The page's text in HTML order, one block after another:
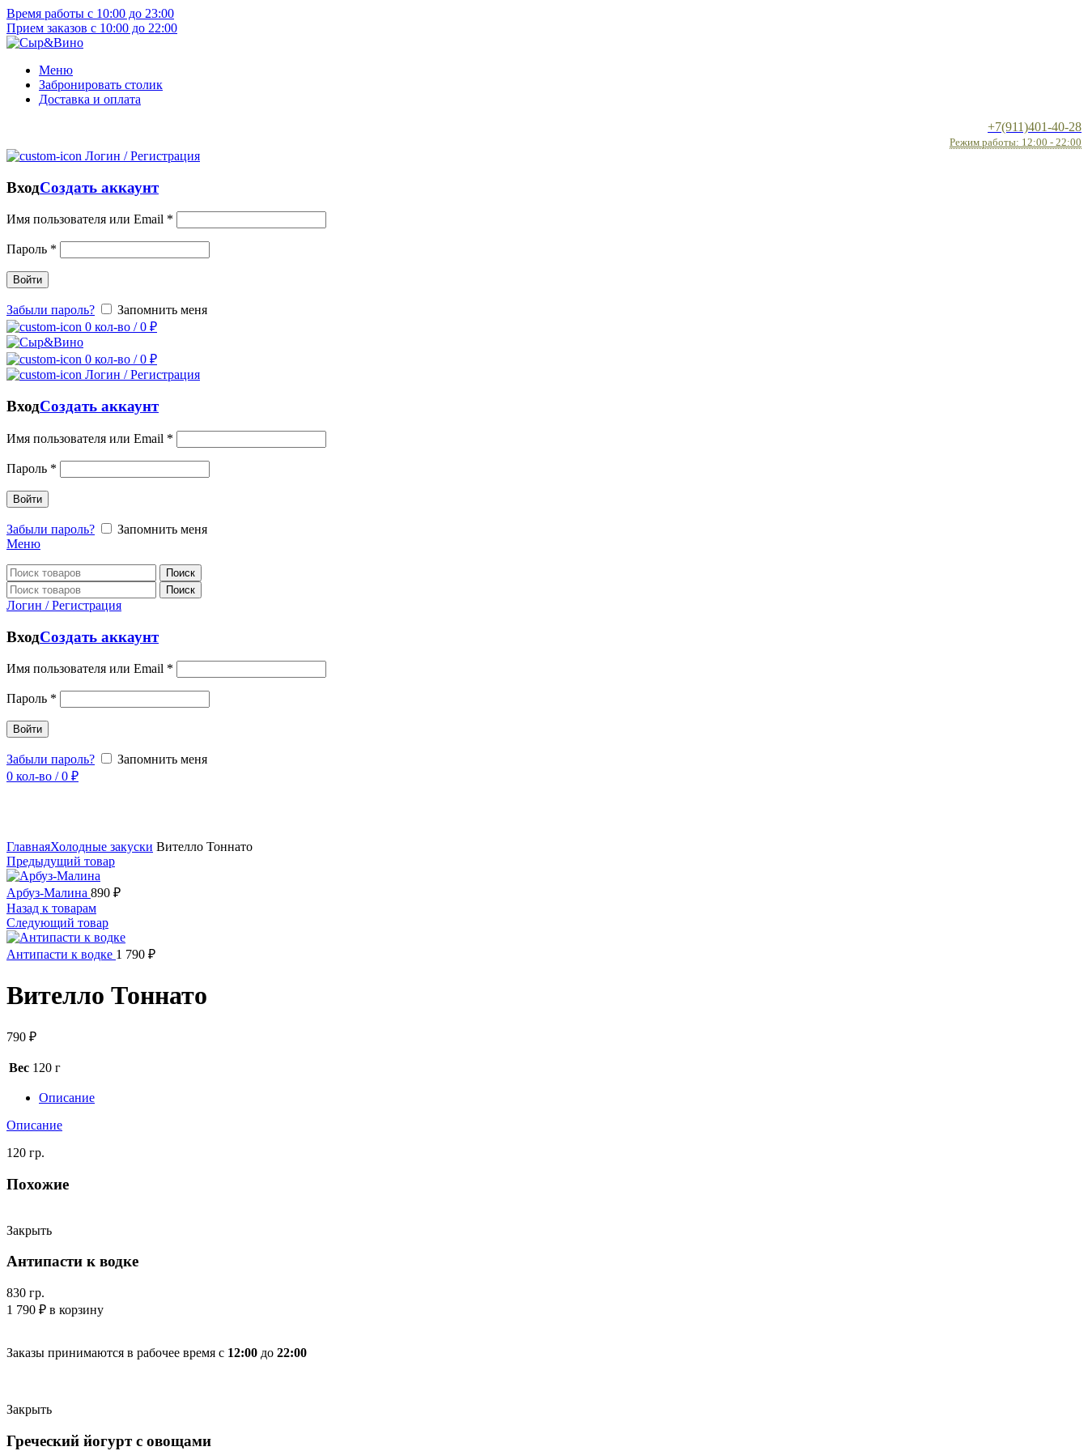
Время работы с 10:00 до 23:00
Прием заказов с 10:00 до 22:00
Меню
Забронировать столик
Доставка и оплата
+7(911)401-40-28
Режим работы: 12:00 - 22:00
Логин / Регистрация
ВходСоздать аккаунт
Имя пользователя или Email *
Пароль *
Войти
Забыли пароль?
Запомнить меня
0 кол-во / 0 ₽
0 кол-во / 0 ₽
Логин / Регистрация
ВходСоздать аккаунт
Имя пользователя или Email *
Пароль *
Войти
Забыли пароль?
Запомнить меня
Меню
Поиск
Поиск
Логин / Регистрация
ВходСоздать аккаунт
Имя пользователя или Email *
Пароль *
Войти
Забыли пароль?
Запомнить меня
0 кол-во / 0 ₽
ГлавнаяХолодные закуски Вителло Тоннато
Предыдущий товар
Арбуз-Малина 890 ₽
Назад к товарам
Следующий товар
Антипасти к водке 1 790 ₽
Вителло Тоннато
790 ₽
Вес 120 г
Описание
Описание
120 гр.
Похожие
Закрыть
Антипасти к водке
830 гр.
1 790 ₽ в корзину
Заказы принимаются в рабочее время с 12:00 до 22:00
Закрыть
Греческий йогурт с овощами